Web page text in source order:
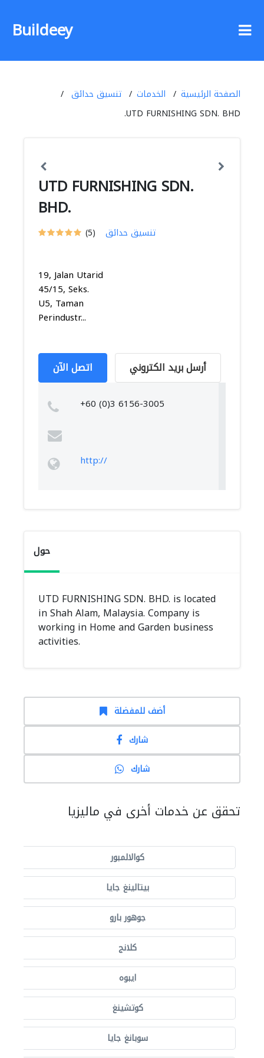
Buildeey
الصفحة الرئيسية الخدمات
تنسيق حدائق
UTD FURNISHING SDN. BHD.
UTD FURNISHING SDN.
BHD.
(5) تنسيق حدائق
19, Jalan Utarid
45/15, Seks.
U5, Taman
Perindustr...
اتصل الآن أرسل بريد الكتروني
+60 (0)3 6156-3005
http://
حول
UTD FURNISHING SDN. BHD. is located
in Shah Alam, Malaysia. Company is
working in Home and Garden business
activities.
أضف للمفضلة
شارك
شارك
تحقق عن خدمات أخرى في ماليزيا
كوالالمبور
بيتالينغ جايا
جوهور بارو
كلانج
ايبوه
كوتشينغ
سوبانغ جايا